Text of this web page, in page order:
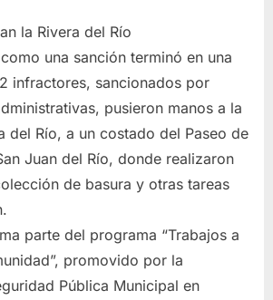
la Rivera del Río
una sanción terminó en una
infractores, sancionados por
pusieron manos a la
del Río, a un costado del Paseo de
Juan del Río, donde realizaron
de basura y otras tareas
parte del programa “Trabajos a
promovido por la
Pública Municipal en